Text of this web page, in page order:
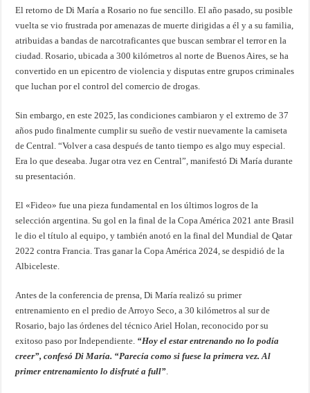
El retorno de Di María a Rosario no fue sencillo. El año pasado, su posible
vuelta se vio frustrada por amenazas de muerte dirigidas a él y a su familia,
atribuidas a bandas de narcotraficantes que buscan sembrar el terror en la
ciudad. Rosario, ubicada a 300 kilómetros al norte de Buenos Aires, se ha
convertido en un epicentro de violencia y disputas entre grupos criminales
que luchan por el control del comercio de drogas.
Sin embargo, en este 2025, las condiciones cambiaron y el extremo de 37
años pudo finalmente cumplir su sueño de vestir nuevamente la camiseta
de Central. “Volver a casa después de tanto tiempo es algo muy especial.
Era lo que deseaba. Jugar otra vez en Central”, manifestó Di María durante
su presentación.
El «Fideo» fue una pieza fundamental en los últimos logros de la
selección argentina. Su gol en la final de la Copa América 2021 ante Brasil
le dio el título al equipo, y también anotó en la final del Mundial de Qatar
2022 contra Francia. Tras ganar la Copa América 2024, se despidió de la
Albiceleste.
Antes de la conferencia de prensa, Di María realizó su primer
entrenamiento en el predio de Arroyo Seco, a 30 kilómetros al sur de
Rosario, bajo las órdenes del técnico Ariel Holan, reconocido por su
exitoso paso por Independiente. “Hoy el estar entrenando no lo podía
creer”, confesó Di María. “Parecía como si fuese la primera vez. Al
primer entrenamiento lo disfruté a full”.